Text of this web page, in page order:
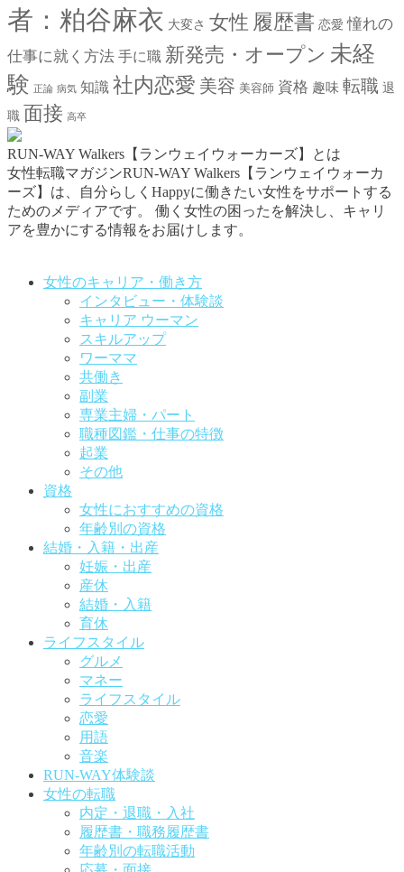
者：粕谷麻衣 大変さ 女性 履歴書 恋愛 憧れの
仕事に就く方法 手に職 新発売・オープン 未経
験
正論 病気 知識 社内恋愛 美容 美容師 資格 趣味 転職 退
職 面接 高卒
RUN-WAY Walkers【ランウェイウォーカーズ】とは
女性転職マガジンRUN-WAY Walkers【ランウェイウォーカ
ーズ】は、自分らしくHappyに働きたい女性をサポートする
ためのメディアです。
働く女性の困ったを解決し、キャリ
アを豊かにする情報をお届けします。
女性のキャリア・働き方
インタビュー・体験談
キャリア ウーマン
スキルアップ
ワーママ
共働き
副業
専業主婦・パート
職種図鑑・仕事の特徴
起業
その他
資格
女性におすすめの資格
年齢別の資格
結婚・入籍・出産
妊娠・出産
産休
結婚・入籍
育休
ライフスタイル
グルメ
マネー
ライフスタイル
恋愛
用語
音楽
RUN-WAY体験談
女性の転職
内定・退職・入社
履歴書・職務履歴書
年齢別の転職活動